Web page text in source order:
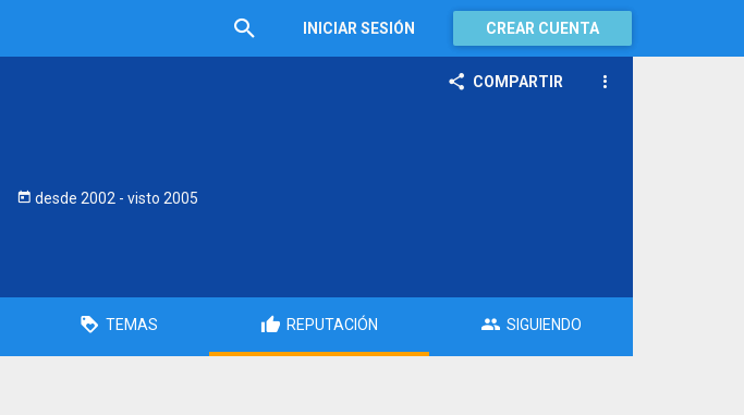
INICIAR SESIÓN CREAR CUENTA
COMPARTIR
desde 2002 - visto 2005
TEMAS REPUTACIÓN SIGUIENDO